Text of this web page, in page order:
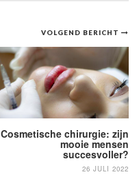
VOLGEND BERICHT
Cosmetische chirurgie: zijn
mooie mensen
succesvoller?
26 JULI 2022